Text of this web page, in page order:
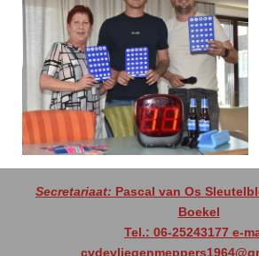
Secretariaat: Pascal van Os
Boekel
Tel.: 06-25243177 e-